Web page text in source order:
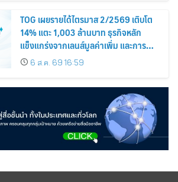
TOG เผยรายได้ไตรมาส 2/2569 เติบโต
14% แตะ 1,003 ล้านบาท ธุรกิจหลัก
แข็งแกร่งจากเลนส์มูลค่าเพิ่ม และการ
ขยายตลาดต่างประเทศ พร้อมเดินหน้า
ลงทุนเพื่อการเติบโตระยะยาว
6 ส.ค. 69 16:59